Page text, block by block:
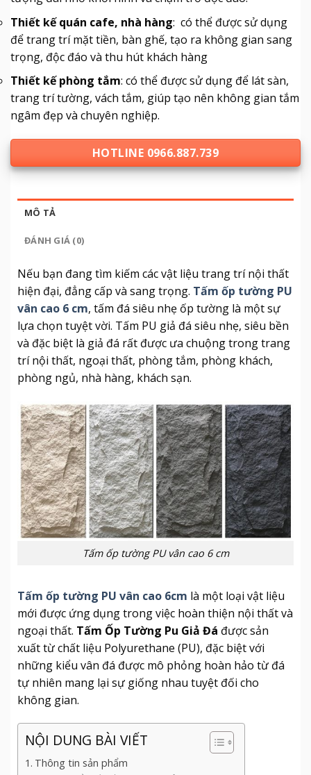
Thiết kế quán cafe, nhà hàng: có thể được sử dụng
để trang trí mặt tiền, bàn ghế, tạo ra không gian sang
trọng, độc đáo và thu hút khách hàng
Thiết kế phòng tắm: có thể được sử dụng để lát sàn,
trang trí tường, vách tắm, giúp tạo nên không gian tắm
ngâm đẹp và chuyên nghiệp.
HOTLINE 0966.887.739
MÔ TẢ
ĐÁNH GIÁ (0)
Nếu bạn đang tìm kiếm các vật liệu trang trí nội thất
hiện đại, đẳng cấp và sang trọng. Tấm ốp tường PU
vân cao 6 cm, tấm đá siêu nhẹ ốp tường là một sự
lựa chọn tuyệt vời. Tấm PU giả đá siêu nhẹ, siêu bền
và đặc biệt là giả đá rất được ưa chuộng trong trang
trí nội thất, ngoại thất, phòng tắm, phòng khách,
phòng ngủ, nhà hàng, khách sạn.
Tấm ốp tường PU vân cao 6 cm
Tấm ốp tường PU vân cao 6cm là một loại vật liệu
mới được ứng dụng trong việc hoàn thiện nội thất và
ngoại thất. Tấm Ốp Tường Pu Giả Đá được sản
xuất từ chất liệu Polyurethane (PU), đặc biệt với
những kiểu vân đá được mô phỏng hoàn hảo từ đá
tự nhiên mang lại sự giống nhau tuyệt đối cho
không gian.
NỘI DUNG BÀI VIẾT
Thông tin sản phẩm